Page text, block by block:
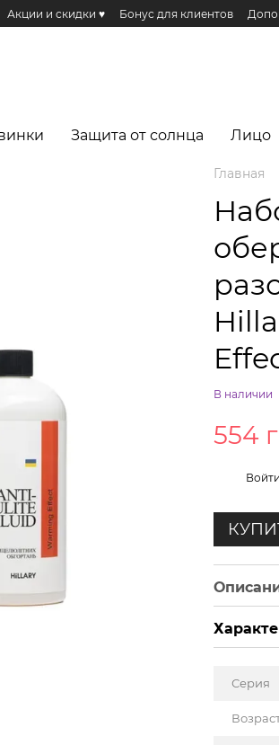
Акции и скидки ♥️ Бонус для клиентов
Эко сертификаты и сертификация
Защита от солнца Лицо
Главная
В наличии
554
Войти
Серия